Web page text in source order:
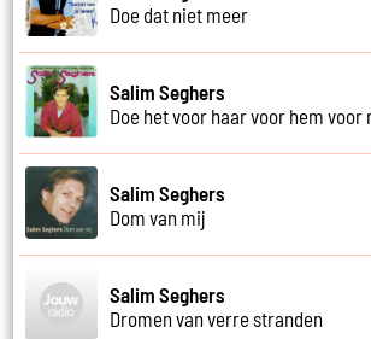
Doe dat niet meer
Salim Seghers
Doe het voor haar voor hem voor
Salim Seghers
Dom van mij
Salim Seghers
Dromen van verre stranden